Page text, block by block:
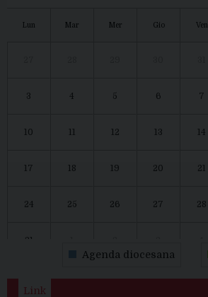
Lun Mar Mer Gio Ven
3 4 5 6 7
10 12 13 14
17 18 19 20 21
24 25 26 27 28
31
Agenda diocesana
Link